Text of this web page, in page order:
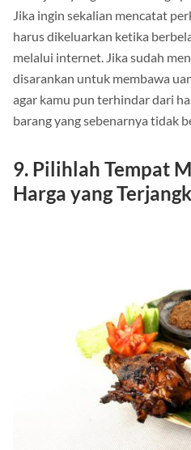
belanjaan yang berisi barang
Jika ingin sekalian mencatat
harus dikeluarkan ketika
melalui internet. Jika sudah
disarankan untuk membawa
agar kamu pun terhindar dari
9. Pilihlah Tempat
Harga yang